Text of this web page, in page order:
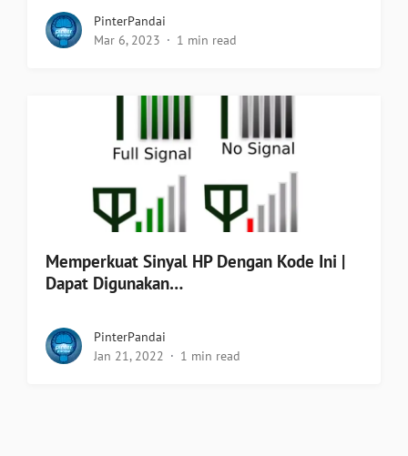
PinterPandai
Mar 6, 2023
1 min read
Memperkuat Sinyal HP Dengan Kode Ini |
Dapat Digunakan…
PinterPandai
Jan 21, 2022
1 min read